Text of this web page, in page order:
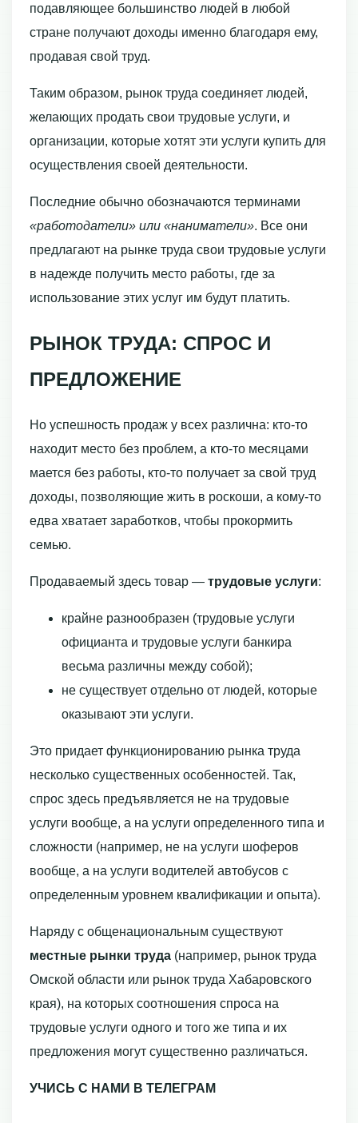
подавляющее большинство людей в любой
стране получают доходы именно благодаря ему,
продавая свой труд.
Таким образом, рынок труда соединяет людей,
желающих продать свои трудовые услуги, и
организации, которые хотят эти услуги купить для
осуществления своей деятельности.
Последние обычно обозначаются терминами
«работодатели» или «на­ниматели». Все они
предлагают на рынке труда свои трудовые услуги
в надежде получить место работы, где за
использование этих услуг им будут платить.
РЫНОК ТРУДА: СПРОС И
ПРЕДЛОЖЕНИЕ
Но успешность продаж у всех различна: кто-то
находит место без проблем, а кто-то месяцами
мается без работы, кто-то получает за свой труд
доходы, позволяющие жить в роскоши, а кому-то
едва хватает заработков, чтобы прокормить
семью.
Продаваемый здесь товар — трудовые услуги:
крайне разнообразен (трудовые услуги
официанта и трудовые услуги банки­ра
весьма различны между собой);
не существует отдельно от людей, которые
оказывают эти услуги.
Это придает функционированию рынка труда
несколько существенных особен­ностей. Так,
спрос здесь предъявляется не на трудовые
услуги вообще, а на услуги опре­деленного типа и
сложности (например, не на услуги шоферов
вообще, а на услуги водителей автобусов с
определенным уровнем квалификации и опыта).
Наряду с общенациональным существуют
местные рынки труда (например, рынок труда
Омской области или рынок труда Хабаровского
края), на которых соотношения спроса на
трудовые услуги одного и того же типа и их
предложения могут существенно различаться.
УЧИСЬ С НАМИ В ТЕЛЕГРАМ